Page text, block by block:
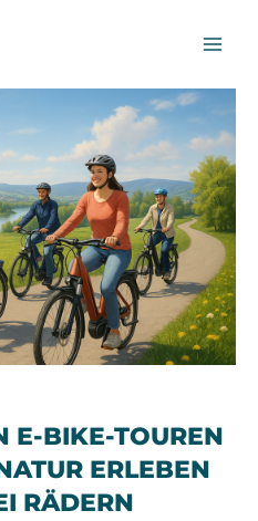
E-BIKE-TOUREN
ERLEBEN
RÄDERN